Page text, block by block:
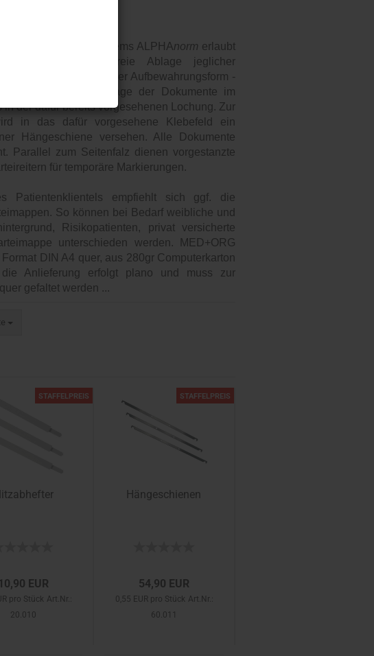
Karteisystems ALPHAnorm erlaubt
A4 eine knickfreie Ablage jeglicher
die individuelle Wahl der Aufbewahrungsform -
erfolgt die Ablage der Dokumente im
der dafür bereits vorgesehenen Lochung. Zur
in das dafür vorgesehene Klebefeld ein
Hängeschiene versehen. Alle Dokumente
Parallel zum Seitenfalz dienen vorgestanzte
für temporäre Markierungen.
Patientenklientels empfiehlt sich ggf. die
So können bei Bedarf weibliche und
Risikopatienten, privat versicherte
unterschieden werden. MED+ORG
DIN A4 quer, aus 280gr Computerkarton
die Anlieferung erfolgt plano und muss zur
gefaltet werden ...
STAFFELPREIS
10,90 EUR
pro Stück Art.Nr.:
20.010
STAFFELPREIS
Hängeschienen
54,90 EUR
0,55 EUR pro Stück Art.Nr.:
60.011